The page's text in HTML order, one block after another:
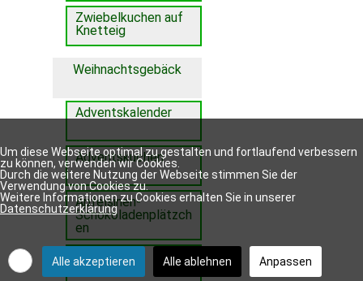
Zwiebelkuchen auf
Knetteig
Weihnachtsgebäck
Adventskalender
Adventskuchen
Apfelsinen-
Schokoladenplätzch
en
Biberle
Um diese Webseite optimal zu gestalten und fortlaufend verbessern
zu können, verwenden wir Cookies.
Durch die weitere Nutzung der Webseite stimmen Sie der
Verwendung von Cookies zu.
Weitere Informationen zu Cookies erhalten Sie in unserer
Datenschutzerklärung
Alle akzeptieren Alle ablehnen Anpassen